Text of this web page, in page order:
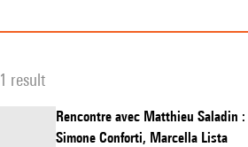
1 result
Rencontre avec Matthieu Saladin :
Simone Conforti, Marcella Lista